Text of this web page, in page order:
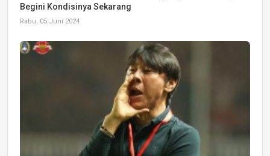
Begini Kondisinya Sekarang
Rabu, 05 Juni 2024